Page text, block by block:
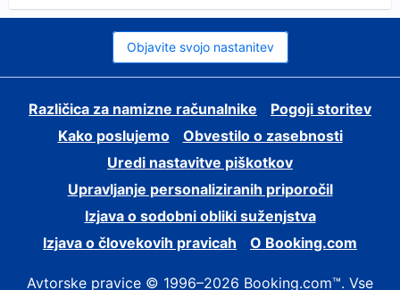
Objavite svojo nastanitev
Različica za namizne računalnike
Pogoji storitev
Kako poslujemo
Obvestilo o zasebnosti
Uredi nastavitve piškotkov
Upravljanje personaliziranih priporočil
Izjava o sodobni obliki suženjstva
Izjava o človekovih pravicah
O Booking.com
Avtorske pravice © 1996–2026 Booking.com™. Vse